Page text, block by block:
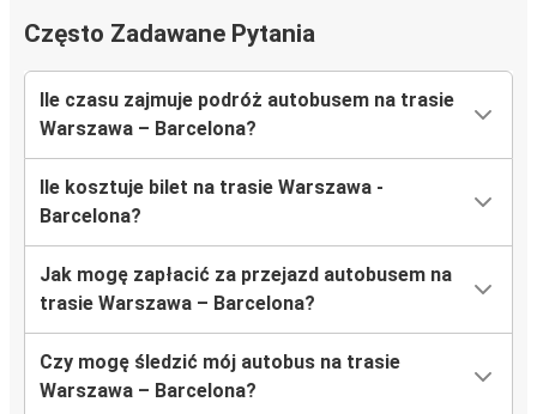
Często Zadawane Pytania
Ile czasu zajmuje podróż autobusem na trasie
Warszawa – Barcelona?
Ile kosztuje bilet na trasie Warszawa -
Barcelona?
Jak mogę zapłacić za przejazd autobusem na
trasie Warszawa – Barcelona?
Czy mogę śledzić mój autobus na trasie
Warszawa – Barcelona?